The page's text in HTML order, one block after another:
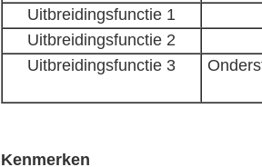
Uitbreidingsfunctie 1
Uitbreidingsfunctie 2
Uitbreidingsfunctie 3
Kenmerken